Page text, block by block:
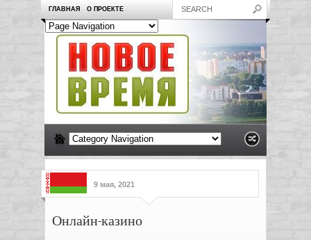
ГЛАВНАЯ О ПРОЕКТЕ
9 мая, 2021
Онлайн-казино